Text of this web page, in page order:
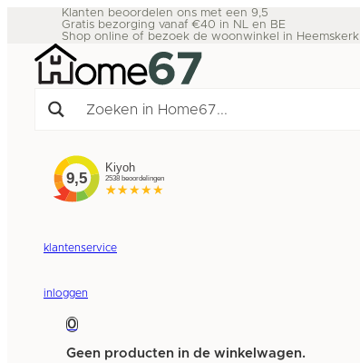
Klanten beoordelen ons met een 9,5
Gratis bezorging vanaf €40 in NL en BE
Shop online of bezoek de woonwinkel in Heemskerk
klantenservice
inloggen
0
Geen producten in de winkelwagen.